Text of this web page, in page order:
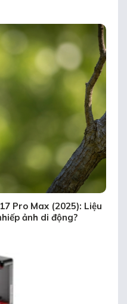
Pro Max (2025): Liệu
ảnh di động?